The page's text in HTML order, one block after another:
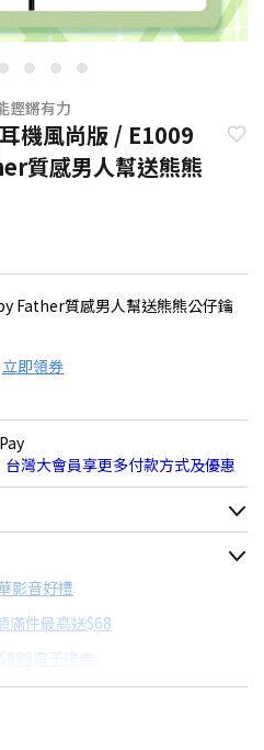
鏗鏘有力
機風尚版 / E1009
質感男人幫送熊熊
Father質感男人幫送熊熊公仔鑰
立即領券
台灣大會員享更多付款方式及優惠
購物車顯示為主
金額 配合銀行/業者
影音好禮
滿件最高送$68
電子禮券
聯名卡滿額最高回饋25%